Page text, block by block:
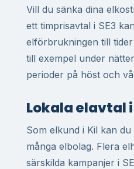
Vill du sänka dina
ett timprisavtal i SE3
elförbrukningen till
till exempel under
perioder på höst och
Lokala elavtal
Som elkund i Kil kan
många elbolag. Flera
särskilda kampanjer i